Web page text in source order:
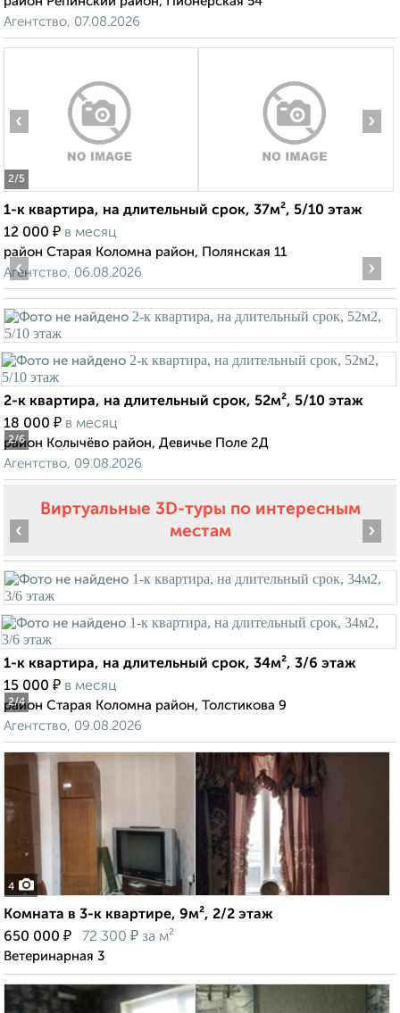
Агентство, 07.08.2026
2/5
‹ ›
1-к квартира, на длительный срок, 37м², 5/10 этаж
12 000 ₽ в месяц
район Старая Коломна район, Полянская 11
Агентство, 06.08.2026
2/6
‹ ›
2-к квартира, на длительный срок, 52м², 5/10 этаж
18 000 ₽ в месяц
район Колычёво район, Девичье Поле 2Д
Агентство, 09.08.2026
Виртуальные 3D-туры по интересным
местам
2/4
‹ ›
1-к квартира, на длительный срок, 34м², 3/6 этаж
15 000 ₽ в месяц
район Старая Коломна район, Толстикова 9
Агентство, 09.08.2026
4
Комната в 3-к квартире, 9м², 2/2 этаж
650 000 ₽ 72 300 ₽ за м²
Ветеринарная 3